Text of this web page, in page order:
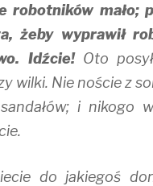
robotników mało;
żeby wyprawił
Idźcie!Oto
wilki. Nie noście z
i nikogo
do jakiegoś